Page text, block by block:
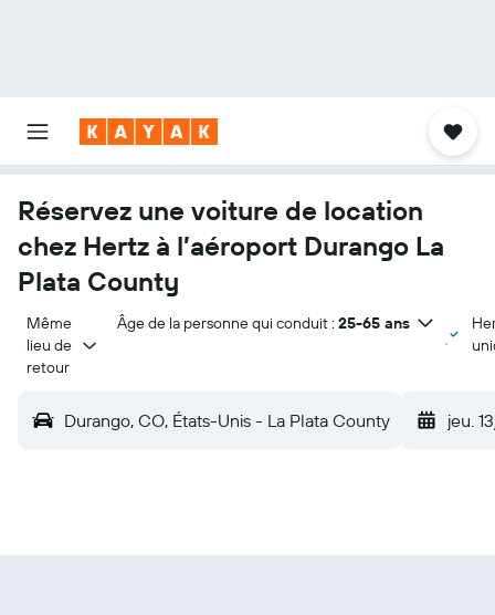
Réservez une voiture de location
chez Hertz à l’aéroport Durango La
Plata County
Même
lieu de
retour
Âge de la personne qui conduit : 25-65 ans
Durango, CO, États-Unis - La Plata County jeu.